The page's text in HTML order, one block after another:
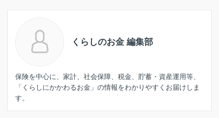
くらしのお金 編集部
保険を中心に、家計、社会保障、税金、貯蓄・資産運用等、
「くらしにかかわるお金」の情報をわかりやすくお届けしま
す。